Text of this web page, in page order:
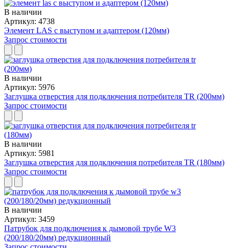
В наличии
Артикул: 4738
Элемент LAS с выступом и адаптером (120мм)
Запрос стоимости
В наличии
Артикул: 5976
Заглушка отверстия для подключения потребителя TR (200мм)
Запрос стоимости
В наличии
Артикул: 5981
Заглушка отверстия для подключения потребителя TR (180мм)
Запрос стоимости
В наличии
Артикул: 3459
Патрубок для подключения к дымовой трубе W3
(200/180/20мм) редукционный